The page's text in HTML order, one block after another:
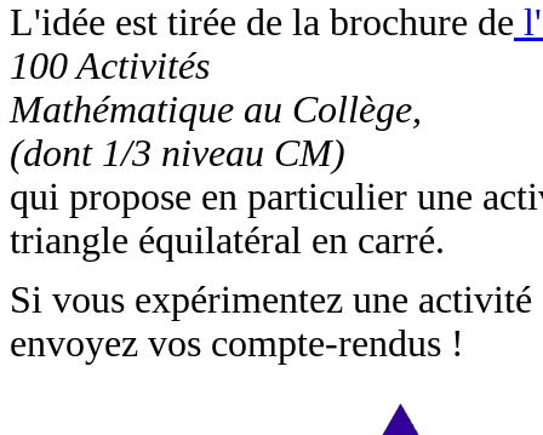
L'idée est tirée de la brochure de
100 Activités
Mathématique au Collège,
(dont 1/3 niveau CM)
qui propose en particulier une
triangle équilatéral en carré.
Si vous expérimentez une activité
envoyez vos compte-rendus !